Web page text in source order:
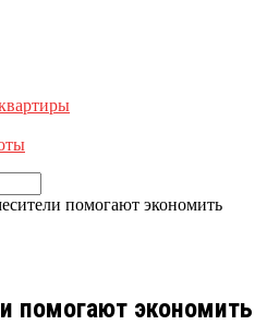
помогают экономить
помогают экономить